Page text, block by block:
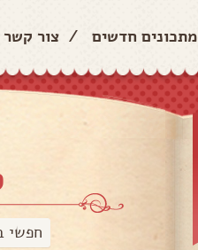
מתכונים חדשים / צור קשר
חפשי